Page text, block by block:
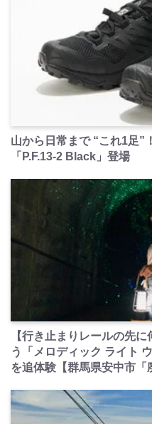
山から日常まで “これ1足”
「P.F.13-2 Black」登場
【行き止まりレールの先
う「メロディック ライト
を追体験【群馬県安中市「